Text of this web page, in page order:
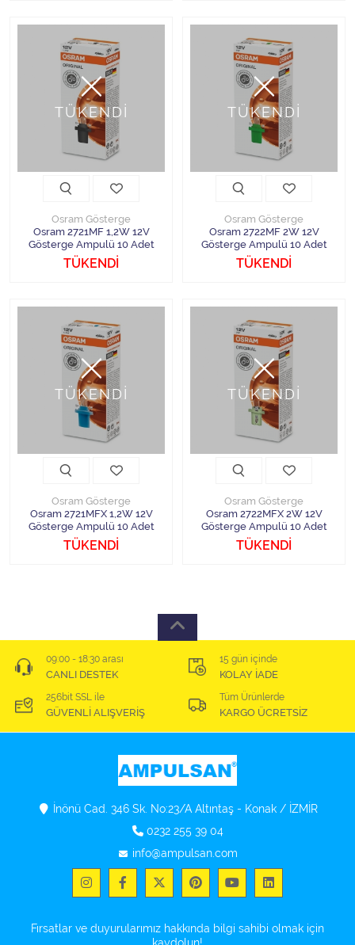
TÜKENDİ
Osram Gösterge
Osram 2721MF 1,2W 12V
Gösterge Ampulü 10 Adet
TÜKENDİ
TÜKENDİ
Osram Gösterge
Osram 2722MF 2W 12V
Gösterge Ampulü 10 Adet
TÜKENDİ
TÜKENDİ
Osram Gösterge
Osram 2721MFX 1,2W 12V
Gösterge Ampulü 10 Adet
TÜKENDİ
TÜKENDİ
Osram Gösterge
Osram 2722MFX 2W 12V
Gösterge Ampulü 10 Adet
TÜKENDİ
09:00 - 18:30 arası
CANLI DESTEK
15 gün içinde
KOLAY İADE
256bit SSL ile
GÜVENLİ ALIŞVERİŞ
Tüm Ürünlerde
KARGO ÜCRETSİZ
İnönü Cad. 346 Sk. No:23/A Altıntaş - Konak / İZMİR
0232 255 39 04
info@ampulsan.com
Fırsatlar ve duyurularımız hakkında bilgi sahibi olmak için